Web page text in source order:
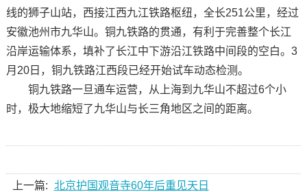
线的狮子山站，西接江西九江铁路枢纽，全长251公里，经过
安徽池州市九华山。铜九铁路的贯通，有利于完善整个长江
沿岸运输体系，填补了长江中下游沿江铁路中间段的空白。3
月20日，铜九铁路江西段已经开始试车动态检测。
铜九铁路一旦通车运营，从上海到九华山不超过6个小
时，极大地缩短了九华山与长三角地区之间的距离。
上一篇: 北京护国观音寺60年后重见天日